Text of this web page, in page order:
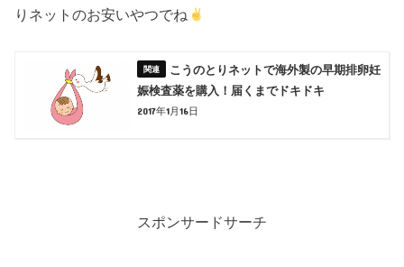
りネットのお安いやつでね
こうのとりネットで海外製の早期排卵妊
娠検査薬を購入！届くまでドキドキ
2017年1月16日
スポンサードサーチ